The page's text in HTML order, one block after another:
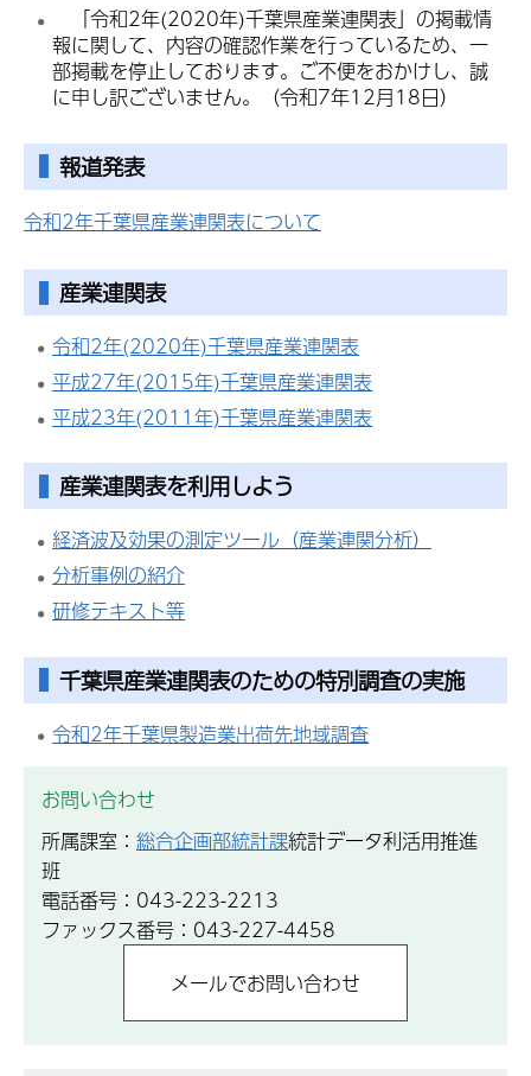
「令和2年(2020年)千葉県産業連関表」の掲載情
報に関して、内容の確認作業を行っているため、一
部掲載を停止しております。ご不便をおかけし、誠
に申し訳ございません。（令和7年12月18日）
報道発表
令和2年千葉県産業連関表について
産業連関表
令和2年(2020年)千葉県産業連関表
平成27年(2015年)千葉県産業連関表
平成23年(2011年)千葉県産業連関表
産業連関表を利用しよう
経済波及効果の測定ツール（産業連関分析）
分析事例の紹介
研修テキスト等
千葉県産業連関表のための特別調査の実施
令和2年千葉県製造業出荷先地域調査
お問い合わせ
所属課室： 総合企画部統計課統計データ利活用推進
班
電話番号：043-223-2213
ファックス番号：043-227-4458